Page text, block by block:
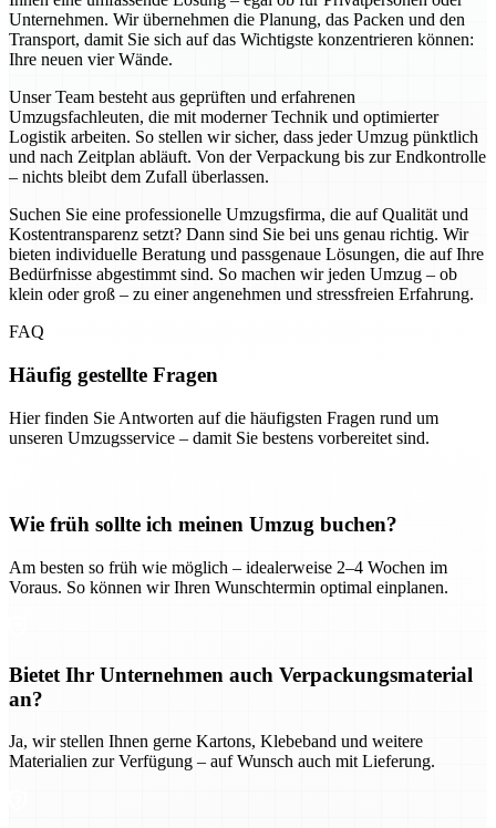
Unternehmen. Wir übernehmen die Planung, das Packen und den
Transport, damit Sie sich auf das Wichtigste konzentrieren können:
Ihre neuen vier Wände.
Unser Team besteht aus geprüften und erfahrenen
Umzugsfachleuten, die mit moderner Technik und optimierter
Logistik arbeiten. So stellen wir sicher, dass jeder Umzug pünktlich
und nach Zeitplan abläuft. Von der Verpackung bis zur Endkontrolle
– nichts bleibt dem Zufall überlassen.
Suchen Sie eine professionelle Umzugsfirma, die auf Qualität und
Kostentransparenz setzt? Dann sind Sie bei uns genau richtig. Wir
bieten individuelle Beratung und passgenaue Lösungen, die auf Ihre
Bedürfnisse abgestimmt sind. So machen wir jeden Umzug – ob
klein oder groß – zu einer angenehmen und stressfreien Erfahrung.
FAQ
Häufig gestellte Fragen
Hier finden Sie Antworten auf die häufigsten Fragen rund um
unseren Umzugsservice – damit Sie bestens vorbereitet sind.
Wie früh sollte ich meinen Umzug buchen?
Am besten so früh wie möglich – idealerweise 2–4 Wochen im
Voraus. So können wir Ihren Wunschtermin optimal einplanen.
Bietet Ihr Unternehmen auch Verpackungsmaterial
an?
Ja, wir stellen Ihnen gerne Kartons, Klebeband und weitere
Materialien zur Verfügung – auf Wunsch auch mit Lieferung.